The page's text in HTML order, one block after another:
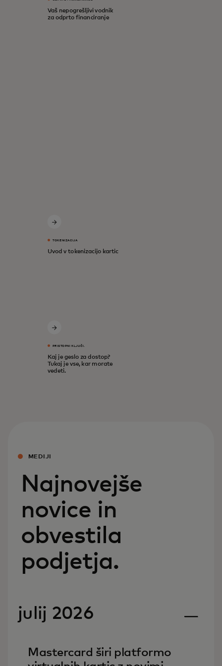
Vaš nepogrešljivi vodnik
za odprto financiranje
TOKENIZACIJA
Uvod v tokenizacijo kartic
PRISTOPNI KLJUČI.
Kaj je geslo za dostop?
Tukaj je vse, kar morate
vedeti.
MEDIJI
Najnovejše
novice in
obvestila
podjetja.
julij 2026
Mastercard širi platformo